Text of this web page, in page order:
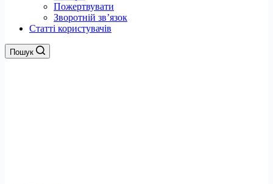
Пожертвувати
Зворотній зв’язок
Статті користувачів
Пошук